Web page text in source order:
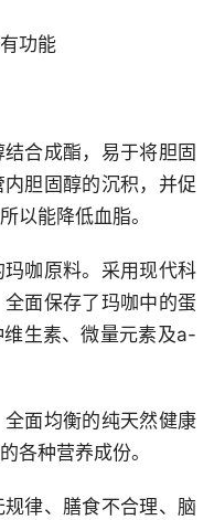
功能
合成酯，易于将胆固
胆固醇的沉积，并促
以能降低血脂。
咖原料。采用现代科
面保存了玛咖中的蛋
生素、微量元素及a-
面均衡的纯天然健康
各种营养成份。
律、膳食不合理、脑